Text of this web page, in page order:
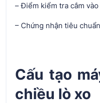
– Điểm kiểm tra cắm
– Chứng nhận tiêu
Cấu tạo
chiều lò xo